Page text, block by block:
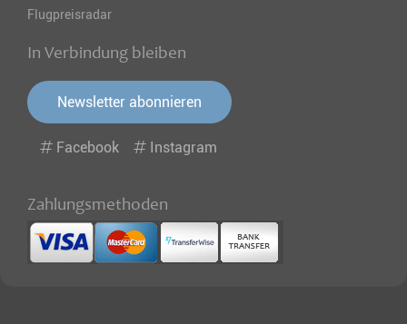
Flugpreisradar
In Verbindung bleiben
Newsletter abonnieren
Facebook Instagram
Zahlungsmethoden